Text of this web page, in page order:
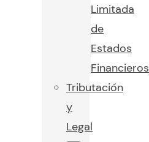
Limitada
de
Estados
Financieros
Tributación
y
Legal